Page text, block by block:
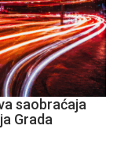
saobraćaja
Grada